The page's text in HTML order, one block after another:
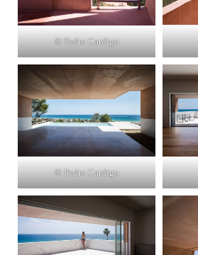
© Pedro Cardigo
© Pedro Cardigo